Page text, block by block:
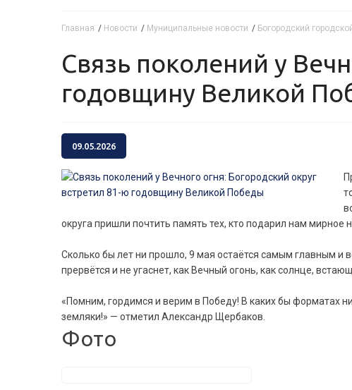
Главная / Новости / Муниципальные новости / Богородский
Связь поколений у Вечного огня: Богородский округ встретил 81-ю
годовщину Великой
09.05.2026
округа пришли почтить память тех, кто подарил нам мирное
Сколько бы лет ни прошло, 9 мая остаётся самым главным и
прервётся и не угаснет, как Вечный огонь, как солнце,
«Помним, гордимся и верим в Победу! В каких бы форматах
земляки!» — отметил Александр Щербаков.
Фото